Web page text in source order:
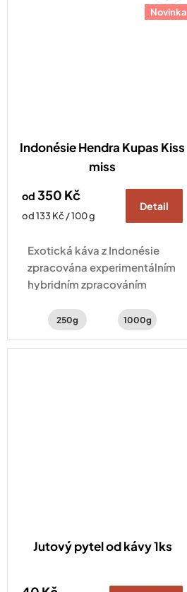
Novinka
Indonésie Hendra Kupas Kiss
miss
od 350 Kč
Měrná
od 133 Kč / 100 g
Detail
Exotická káva z Indonésie
zpracována experimentálním
hybridním zpracováním
kávy s chutí šťavnatého kiwi,
250g 1000g
Jutový pytel od kávy 1ks